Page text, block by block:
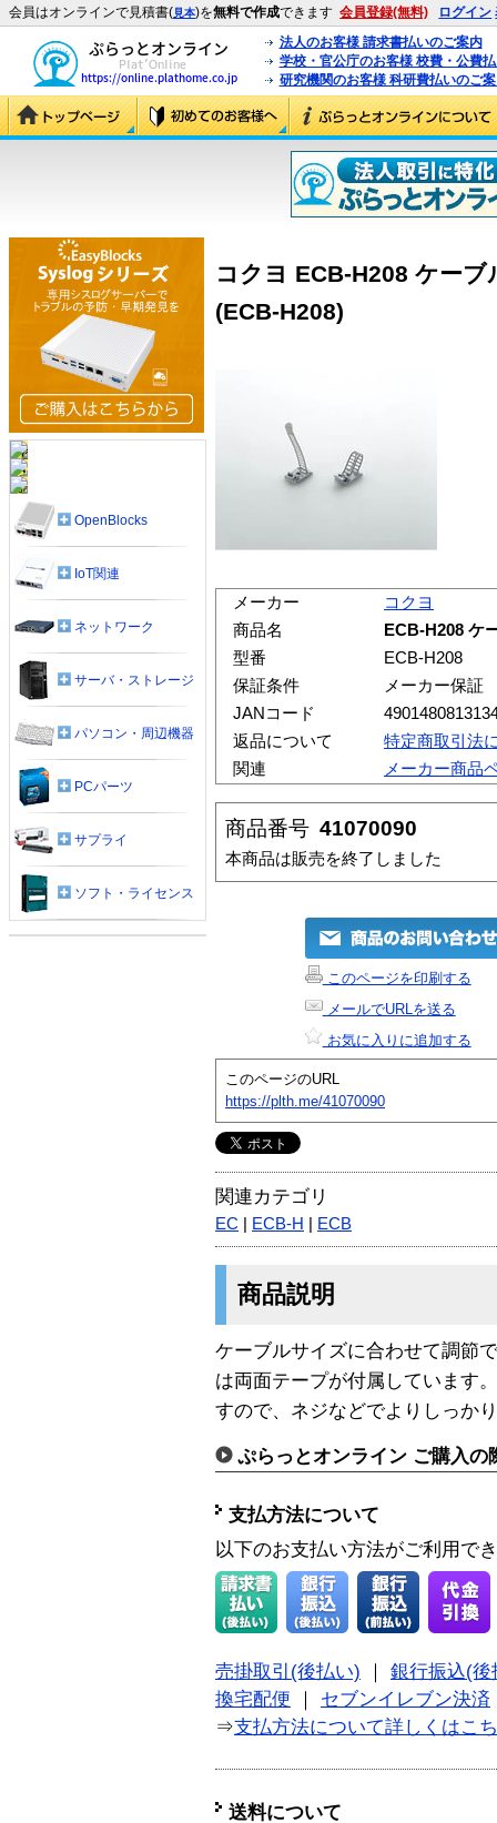
会員はオンラインで見積書(見本)を無料で作成できます 会員登録(無料) ログイン
法人のお客様 請求書払いのご案内
学校・官公庁のお客様 校費・公費
研究機関のお客様 科研費払いのご
コクヨ ECB-H208 ケー
(ECB-H208)
メーカー
コクヨ
商品名
ECB-H208 ケ
型番
ECB-H208
保証条件
メーカー保証
JANコード
返品について
特定商取引法
関連
メーカー商品
商品番号 41070090
本商品は販売を終了しました
このページを印刷する
メールでURLを送る
お気に入りに追加する
このページのURL
https://plth.me/41070090
関連カテゴリ
EC ECB-H ECB
商品説明
ケーブルサイズに合わせて調節
は両面テープが付属しています
すので、ネジなどでよりしっか
ぷらっとオンライン ご購入の
支払方法について
以下のお支払い方法がご利用で
売掛取引(後払い)
銀行振込(後
換宅配便
セブンイレブン決済
⇒支払方法について詳しくはこ
送料について
OpenBlocks
IoT関連
ネットワーク
サーバ・ストレージ
パソコン・周辺機器
PCパーツ
サプライ
ソフト・ライセンス